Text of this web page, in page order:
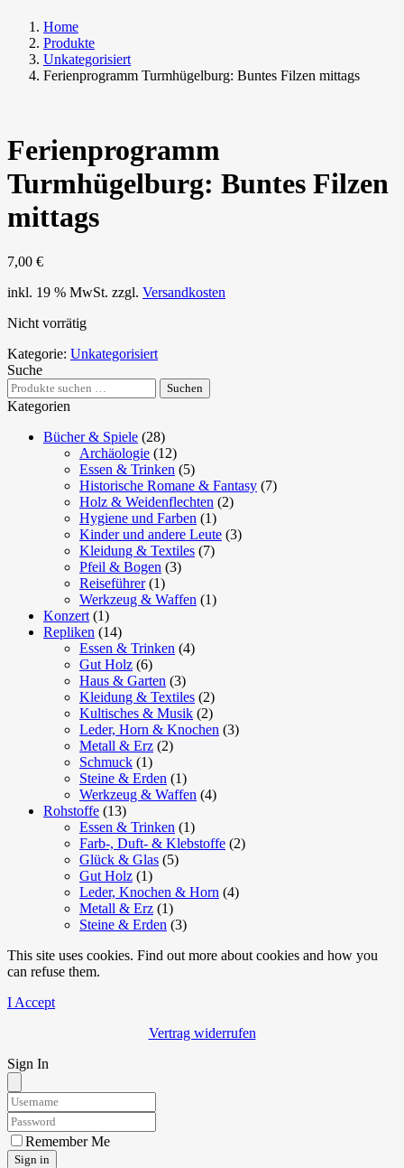
Home
Produkte
Unkategorisiert
Ferienprogramm Turmhügelburg: Buntes Filzen mittags
Ferienprogramm
Turmhügelburg: Buntes Filzen
mittags
7,00 €
inkl. 19 % MwSt. zzgl. Versandkosten
Nicht vorrätig
Kategorie: Unkategorisiert
Suche
Suchen
nach:
Suchen
Kategorien
Bücher & Spiele (28)
Archäologie (12)
Essen & Trinken (5)
Historische Romane & Fantasy (7)
Holz & Weidenflechten (2)
Hygiene und Farben (1)
Kinder und andere Leute (3)
Kleidung & Textiles (7)
Pfeil & Bogen (3)
Reiseführer (1)
Werkzeug & Waffen (1)
Konzert (1)
Repliken (14)
Essen & Trinken (4)
Gut Holz (6)
Haus & Garten (3)
Kleidung & Textiles (2)
Kultisches & Musik (2)
Leder, Horn & Knochen (3)
Metall & Erz (2)
Schmuck (1)
Steine & Erden (1)
Werkzeug & Waffen (4)
Rohstoffe (13)
Essen & Trinken (1)
Farb-, Duft- & Klebstoffe (2)
Glück & Glas (5)
Gut Holz (1)
Leder, Knochen & Horn (4)
Metall & Erz (1)
Steine & Erden (3)
This site uses cookies. Find out more about cookies and how you
can refuse them.
I Accept
Vertrag widerrufen
Sign In
Remember Me
Sign in